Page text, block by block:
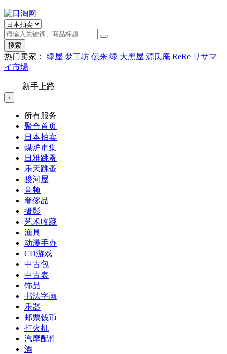
搜索
热门卖家： 绿屋 梦工坊 伝来 绿 大黑屋 源氏庵 ReRe リサマ
イ市場
新手上路
‹
所有服务
聚合首页
日本拍卖
煤炉市集
日雅跳蚤
乐天跳蚤
骏河屋
音频
奢侈品
摄影
艺术收藏
渔具
动漫手办
CD游戏
中古包
中古表
饰品
书法字画
乐器
邮票钱币
打火机
汽摩配件
酒